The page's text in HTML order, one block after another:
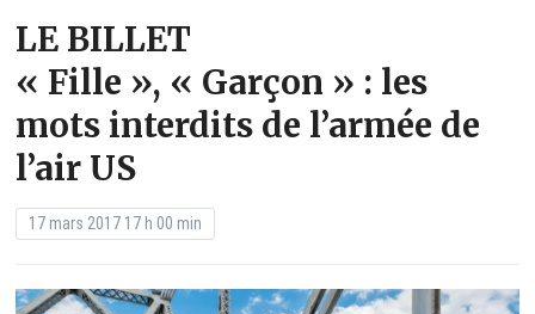
LE BILLET
« Fille », « Garçon » : les
mots interdits de l’armée de
l’air US
17 mars 2017 17 h 00 min